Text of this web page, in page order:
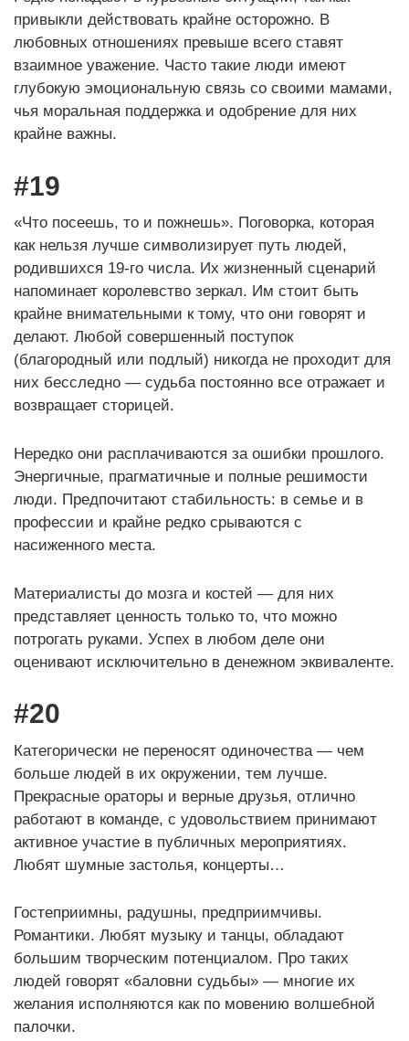
привыкли действовать крайне осторожно. В
любовных отношениях превыше всего ставят
взаимное уважение. Часто такие люди имеют
глубокую эмоциональную связь со своими мамами,
чья моральная поддержка и одобрение для них
крайне важны.
#19
«Что посеешь, то и пожнешь». Поговорка, которая
как нельзя лучше символизирует путь людей,
родившихся 19-го числа. Их жизненный сценарий
напоминает королевство зеркал. Им стоит быть
крайне внимательными к тому, что они говорят и
делают. Любой совершенный поступок
(благородный или подлый) никогда не проходит для
них бесследно — судьба постоянно все отражает и
возвращает сторицей.
Нередко они расплачиваются за ошибки прошлого.
Энергичные, прагматичные и полные решимости
люди. Предпочитают стабильность: в семье и в
профессии и крайне редко срываются с
насиженного места.
Материалисты до мозга и костей — для них
представляет ценность только то, что можно
потрогать руками. Успех в любом деле они
оценивают исключительно в денежном эквиваленте.
#20
Категорически не переносят одиночества — чем
больше людей в их окружении, тем лучше.
Прекрасные ораторы и верные друзья, отлично
работают в команде, с удовольствием принимают
активное участие в публичных мероприятиях.
Любят шумные застолья, концерты…
Гостеприимны, радушны, предприимчивы.
Романтики. Любят музыку и танцы, обладают
большим творческим потенциалом. Про таких
людей говорят «баловни судьбы» — многие их
желания исполняются как по мовению волшебной
палочки.